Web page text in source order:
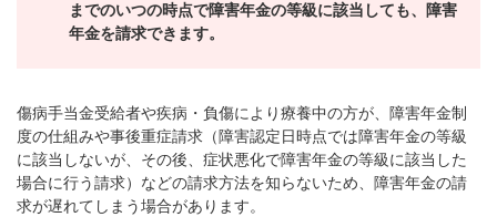
までのいつの時点で障害年金の等級に該当しても、障害
年金を請求できます。
傷病手当金受給者や疾病・負傷により療養中の方が、障害年金制
度の仕組みや事後重症請求（障害認定日時点では障害年金の等級
に該当しないが、その後、症状悪化で障害年金の等級に該当した
場合に行う請求）などの請求方法を知らないため、障害年金の請
求が遅れてしまう場合があります。